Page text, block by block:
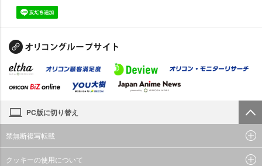
PC版に切り替え
禁無断複写転載
クッキーの使用について